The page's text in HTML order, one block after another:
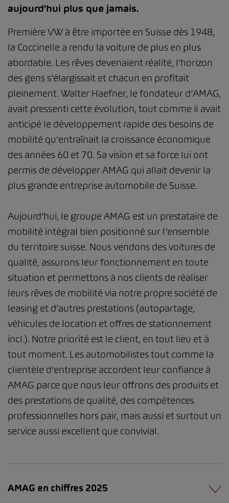
aujourd’hui plus que jamais.
Première VW à être importée en Suisse dès 1948,
la Coccinelle a rendu la voiture de plus en plus
abordable. Les rêves devenaient réalité, l’horizon
des gens s’élargissait et chacun en profitait
pleinement. Walter Haefner, le fondateur d’AMAG,
avait pressenti cette évolution, tout comme il avait
anticipé le développement rapide des besoins de
mobilité qu’entraînait la croissance économique
des années 60 et 70. Sa vision et sa force lui ont
permis de développer AMAG qui allait devenir la
plus grande entreprise automobile de Suisse.
Aujourd’hui, le groupe AMAG est un prestataire de
mobilité intégral bien positionné sur l’ensemble
du territoire suisse. Nous vendons des voitures de
qualité, assurons leur fonctionnement en toute
situation et permettons à nos clients de réaliser
leurs rêves de mobilité via notre propre société de
leasing et d’autres prestations (autopartage,
véhicules de location et offres de stationnement
incl.). Notre priorité est le client, en tout lieu et à
tout moment. Les automobilistes tout comme la
clientèle d’entreprise accordent leur confiance à
AMAG parce que nous leur offrons des produits et
des prestations de qualité, des compétences
professionnelles hors pair, mais aussi et surtout un
service aussi excellent que convivial.
AMAG en chiffres 2025